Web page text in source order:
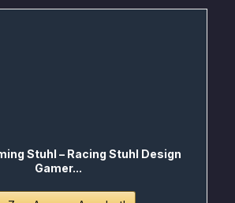
Stuhl – Racing Stuhl Design
Gamer...